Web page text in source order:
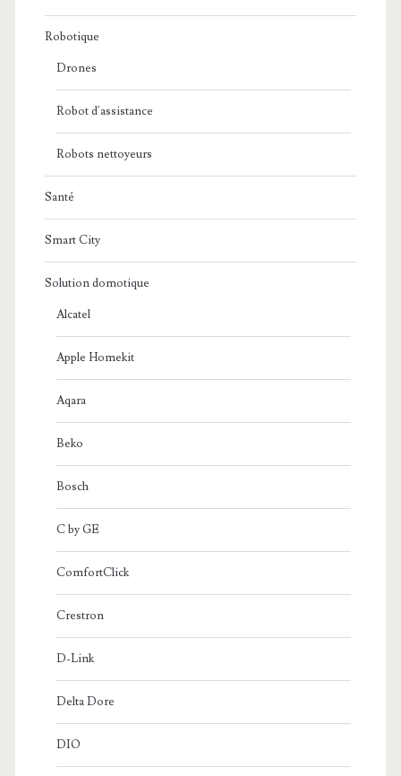
Robotique
Drones
Robot d'assistance
Robots nettoyeurs
Santé
Smart City
Solution domotique
Alcatel
Apple Homekit
Aqara
Beko
Bosch
C by GE
ComfortClick
Crestron
D-Link
Delta Dore
DIO